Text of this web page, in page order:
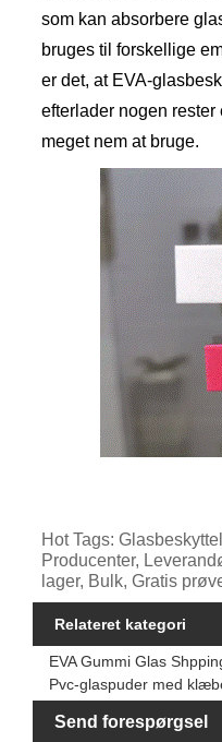
som kan absorbere
bruges til forskellige
er det, at EVA-
efterlader nogen rester
meget nem at bruge.
Hot Tags:
Producenter,
lager, Bulk, Gratis
Relateret kategori
EVA Gummi Glas
Pvc-glaspuder med
Send forespørgsel